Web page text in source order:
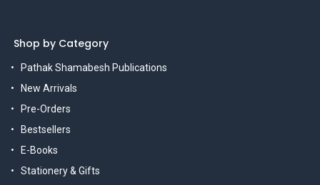
Shop by Category
Pathak Shamabesh Publications
New Arrivals
Pre-Orders
Bestsellers
E-Books
Stationery & Gifts